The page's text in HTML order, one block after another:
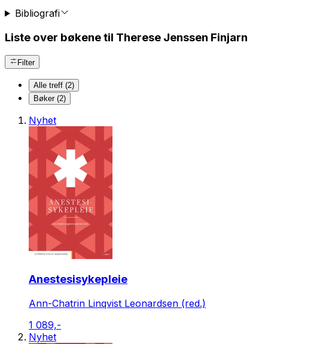
Bibliografi
Liste over bøkene til Therese Jenssen Finjarn
Filter
Alle treff (2)
Bøker (2)
Nyhet
Anestesisykepleie
Ann-Chatrin Linqvist Leonardsen (red.)
1 089,-
Nyhet